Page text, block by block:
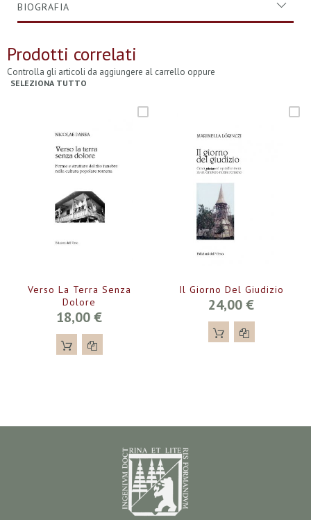
BIOGRAFIA
Prodotti correlati
Controlla gli articoli da aggiungere al carrello oppure
SELEZIONA TUTTO
Verso La Terra Senza
Dolore
18,00 €
Il Giorno Del Giudizio
24,00 €